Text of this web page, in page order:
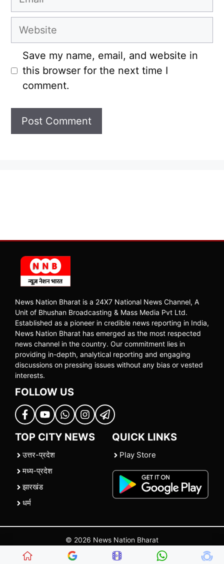
Website
Save my name, email, and website in
this browser for the next time I
comment.
News Nation Bharat is a 24X7 National News Channel, A
Unit of Bhushan Broadcasting & Mass Media Pvt Ltd.
Established as a pioneer in credible news reporting in India,
News Nation Bharat has emerged as the most respected
news channel in the country. Our commitment lies in
providing in-depth, analytical reporting and engaging
discussions on pressing issues without any bias or vested
interests.
FOLLOW US
TOP CITY NEWS
उत्तर-प्रदेश
मध्य-प्रदेश
झारखंड
धर्म
QUICK LINKS
Play Store
© 2026 News Nation Bharat
| |Contact Us |Policies Terms and Conditions